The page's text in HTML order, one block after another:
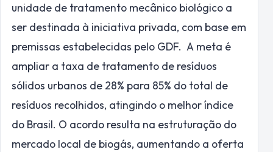
unidade de tratamento mecânico biológico a
ser destinada à iniciativa privada, com base em
premissas estabelecidas pelo GDF. A meta é
ampliar a taxa de tratamento de resíduos
sólidos urbanos de 28% para 85% do total de
resíduos recolhidos, atingindo o melhor índice
do Brasil. O acordo resulta na estruturação do
mercado local de biogás, aumentando a oferta